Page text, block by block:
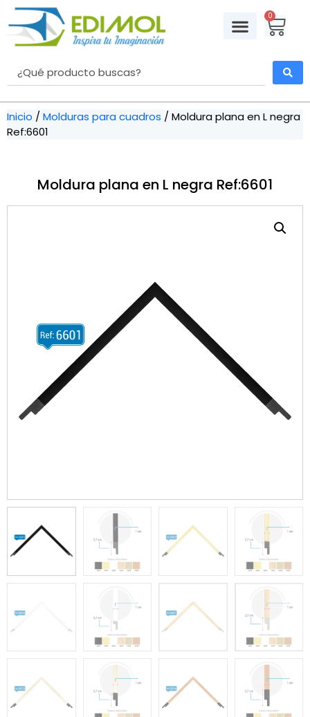
0
Inicio / Molduras para cuadros / Moldura plana en L negra
Ref:6601
Moldura plana en L negra Ref:6601